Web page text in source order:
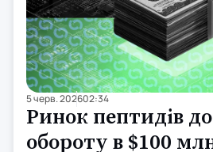
5 черв. 202602:34
Ринок пептидів
обороту в $100